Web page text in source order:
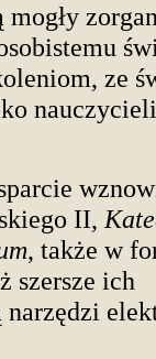
ze
II,
, także w
szersze ich
narzędzi